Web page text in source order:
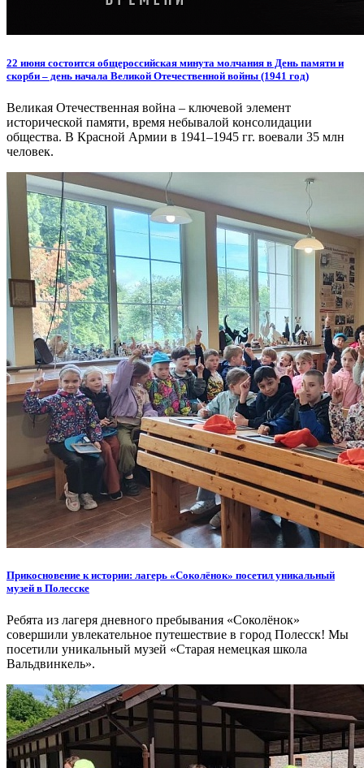
22 июня состоится общероссийская минута молчания в День памяти и
скорби – день начала Великой Отечественной войны (1941 год)
Великая Отечественная война – ключевой элемент
исторической памяти, время небывалой консолидации
общества. В Красной Армии в 1941–1945 гг. воевали 35 млн
человек.
Прикосновение к истории: лагерь «Соколёнок» посетил уникальный
музей в Полесске
Ребята из лагеря дневного пребывания «Соколёнок»
совершили увлекательное путешествие в город Полесск! Мы
посетили уникальный музей «Старая немецкая школа
Вальдвинкель».